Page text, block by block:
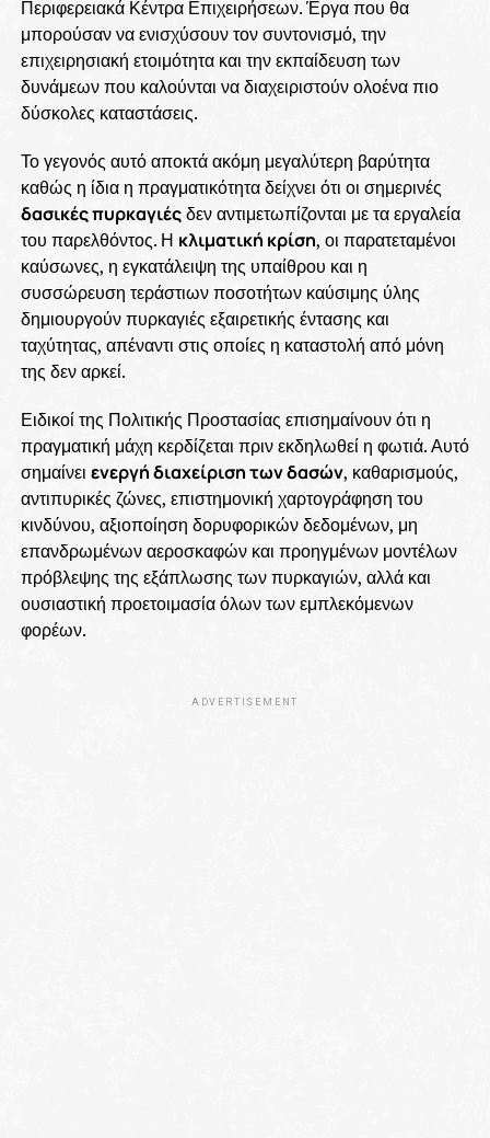
Περιφερειακά Κέντρα Επιχειρήσεων. Έργα που θα
μπορούσαν να ενισχύσουν τον συντονισμό, την
επιχειρησιακή ετοιμότητα και την εκπαίδευση των
δυνάμεων που καλούνται να διαχειριστούν ολοένα πιο
δύσκολες καταστάσεις.
Το γεγονός αυτό αποκτά ακόμη μεγαλύτερη βαρύτητα
καθώς η ίδια η πραγματικότητα δείχνει ότι οι σημερινές
δασικές πυρκαγιέςδεν αντιμετωπίζονται με τα εργαλεία
του παρελθόντος. Η κλιματική κρίση, οι παρατεταμένοι
καύσωνες, η εγκατάλειψη της υπαίθρου και η
συσσώρευση τεράστιων ποσοτήτων καύσιμης ύλης
δημιουργούν πυρκαγιές εξαιρετικής έντασης και
ταχύτητας, απέναντι στις οποίες η καταστολή από μόνη
της δεν αρκεί.
Ειδικοί της Πολιτικής Προστασίας επισημαίνουν ότι η
πραγματική μάχη κερδίζεται πριν εκδηλωθεί η φωτιά. Αυτό
σημαίνει ενεργή διαχείριση των δασών, καθαρισμούς,
αντιπυρικές ζώνες, επιστημονική χαρτογράφηση του
κινδύνου, αξιοποίηση δορυφορικών δεδομένων, μη
επανδρωμένων αεροσκαφών και προηγμένων μοντέλων
πρόβλεψης της εξάπλωσης των πυρκαγιών, αλλά και
ουσιαστική προετοιμασία όλων των εμπλεκόμενων
φορέων.
ADVERTISEMENT